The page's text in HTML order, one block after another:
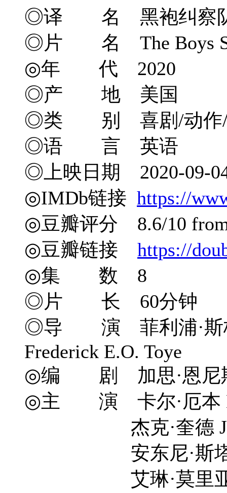
◎译 名 黑袍纠察队
◎片 名 The Boys
◎年 代 2020
◎产 地 美国
◎类 别 喜剧/动作/
◎语 言 英语
◎上映日期 2020-09-
◎IMDb链接 https://
◎豆瓣评分 8.6/10 from
◎豆瓣链接 https://
◎集 数 8
◎片 长 60分钟
◎导 演 菲利浦·斯格里
Frederick E.O. Toye
◎编 剧 加思·恩尼斯
◎主 演 卡尔·厄本
杰克·奎德
安东尼·斯塔尔
艾琳·莫里亚蒂